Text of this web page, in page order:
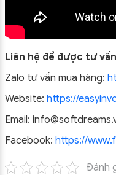
Liên hệ để được tư
Zalo tư vấn mua hàng:
Website: https://
Email:
Facebook: https://
Đánh